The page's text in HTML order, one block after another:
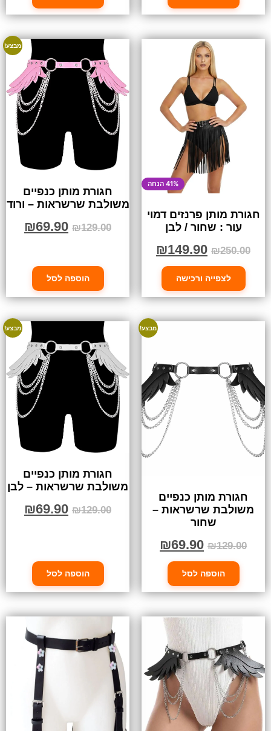
41% הנחה
חגורת מותן פרנזים דמוי
עור : שחור / לבן
₪250.00
₪149.90
לצפייה ורכישה
מבצע!
חגורת מותן כנפיים
משולבת שרשראות – ורוד
₪129.00
₪69.90
הוספה לסל
מבצע!
חגורת מותן כנפיים
משולבת שרשראות –
שחור
₪129.00
₪69.90
הוספה לסל
מבצע!
חגורת מותן כנפיים
משולבת שרשראות – לבן
₪129.00
₪69.90
הוספה לסל